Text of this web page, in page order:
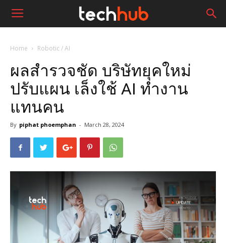
Home Robotic / AI
ผลสำรวจชัด บริษัทยุคใหม่
ปรับแผน เล็งใช้ AI ทำงาน
แทนคน
By piphat phoemphan - March 28, 2024